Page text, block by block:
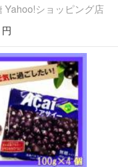
Yahoo!ショッピング店
円